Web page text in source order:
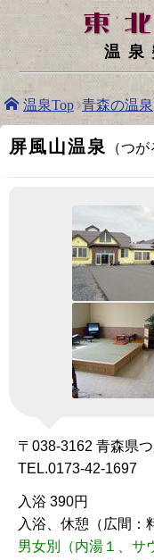
温
温泉Top 青森の温泉
屏風山温泉 （つが
〒038-3162 青森県
TEL.0173-42-1697
入浴 390円
入浴、休憩（広間：
男女別（内湯１、サ